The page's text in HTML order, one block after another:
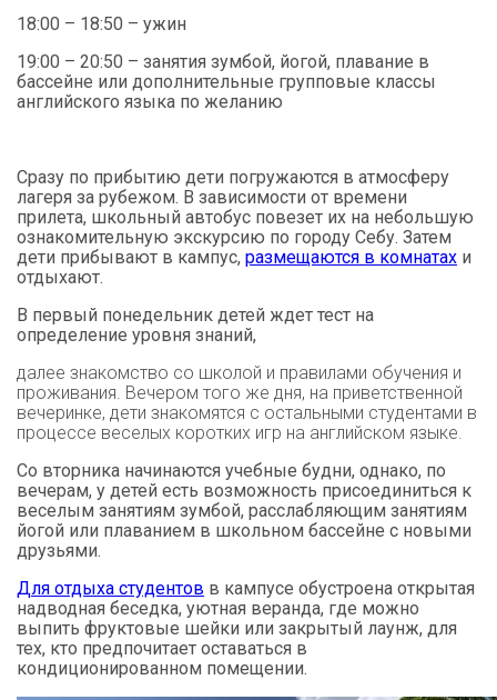
18:00 – 18:50 – ужин
19:00 – 20:50 – занятия зумбой, йогой, плавание в
бассейне или дополнительные групповые классы
английского языка по желанию
Сразу по прибытию дети погружаются в атмосферу
лагеря за рубежом. В зависимости от времени
прилета, школьный автобус повезет их на небольшую
ознакомительную экскурсию по городу Себу. Затем
дети прибывают в кампус, размещаются в комнатах и
отдыхают.
В первый понедельник детей ждет тест на
определение уровня знаний,
далее знакомство со школой и правилами обучения и
проживания. Вечером того же дня, на приветственной
вечеринке, дети знакомятся с остальными студентами в
процессе веселых коротких игр на английском языке.
Со вторника начинаются учебные будни, однако, по
вечерам, у детей есть возможность присоединиться к
веселым занятиям зумбой, расслабляющим занятиям
йогой или плаванием в школьном бассейне с новыми
друзьями.
Для отдыха студентов в кампусе обустроена открытая
надводная беседка, уютная веранда, где можно
выпить фруктовые шейки или закрытый лаунж, для
тех, кто предпочитает оставаться в
кондиционированном помещении.